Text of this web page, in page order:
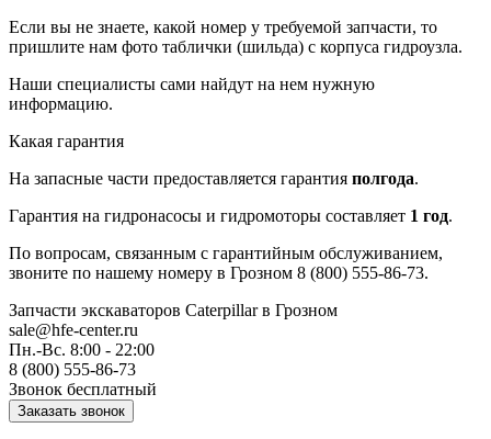
Если вы не знаете, какой номер у требуемой запчасти, то
пришлите нам фото таблички (шильда) с корпуса гидроузла.
Наши специалисты сами найдут на нем нужную
информацию.
Какая гарантия
На запасные части предоставляется гарантия полгода.
Гарантия на гидронасосы и гидромоторы составляет 1 год.
По вопросам, связанным с гарантийным обслуживанием,
звоните по нашему номеру в Грозном 8 (800) 555-86-73.
Запчасти экскаваторов Caterpillarв Грозном
sale@hfe-center.ru
Пн.-Вс. 8:00 - 22:00
8 (800) 555-86-73
Звонок бесплатный